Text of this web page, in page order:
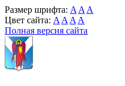
Размер шрифта: A A A
Цвет сайта: A A A A
Полная версия сайта